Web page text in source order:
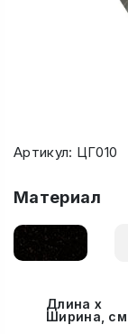
Артикул: ЦГ010
Материал
Длина х
Ширина, см